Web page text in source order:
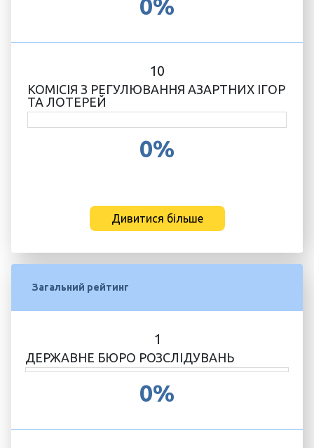
0%
10
КОМІСІЯ З РЕГУЛЮВАННЯ АЗАРТНИХ ІГОР
ТА ЛОТЕРЕЙ
0%
Дивитися більше
Загальний рейтинг
1
ДЕРЖАВНЕ БЮРО РОЗСЛІДУВАНЬ
0%